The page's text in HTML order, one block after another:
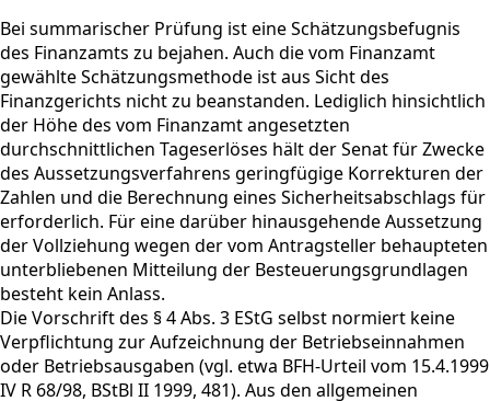
Bei summarischer Prüfung ist eine Schätzungsbefugnis
des Finanzamts zu bejahen. Auch die vom Finanzamt
gewählte Schätzungsmethode ist aus Sicht des
Finanzgerichts nicht zu beanstanden. Lediglich hinsichtlich
der Höhe des vom Finanzamt angesetzten
durchschnittlichen Tageserlöses hält der Senat für Zwecke
des Aussetzungsverfahrens geringfügige Korrekturen der
Zahlen und die Berechnung eines Sicherheitsabschlags für
erforderlich. Für eine darüber hinausgehende Aussetzung
der Vollziehung wegen der vom Antragsteller behaupteten
unterbliebenen Mitteilung der Besteuerungsgrundlagen
besteht kein Anlass.
Die Vorschrift des § 4 Abs. 3 EStG selbst normiert keine
Verpflichtung zur Aufzeichnung der Betriebseinnahmen
oder Betriebsausgaben (vgl. etwa BFH-Urteil vom 15.4.1999
IV R 68/98, BStBl II 1999, 481). Aus den allgemeinen